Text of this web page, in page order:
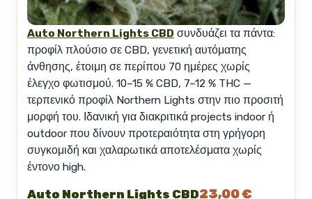
Auto Northern Lights CBD συνδυάζει τα πάντα:
προφίλ πλούσιο σε CBD, γενετική αυτόματης
άνθησης, έτοιμη σε περίπου 70 ημέρες χωρίς
έλεγχο φωτισμού. 10–15 % CBD, 7–12 % THC —
τερπενικό προφίλ Northern Lights στην πιο προσιτή
μορφή του. Ιδανική για διακριτικά projects indoor ή
outdoor που δίνουν προτεραιότητα στη γρήγορη
συγκομιδή και χαλαρωτικά αποτελέσματα χωρίς
έντονο high.
Auto Northern Lights CBD23,00 €